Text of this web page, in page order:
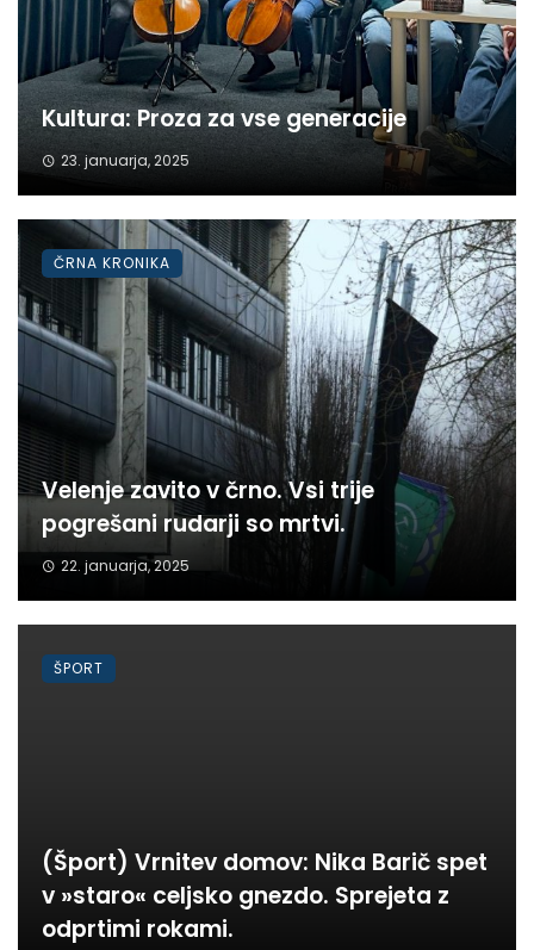
Kultura: Proza za vse generacije
23. januarja, 2025
Velenje zavito v črno. Vsi trije
pogrešani rudarji so mrtvi.
22. januarja, 2025
ČRNA KRONIKA
(Šport) Vrnitev domov: Nika Barič spet
v »staro« celjsko gnezdo. Sprejeta z
odprtimi rokami.
ŠPORT